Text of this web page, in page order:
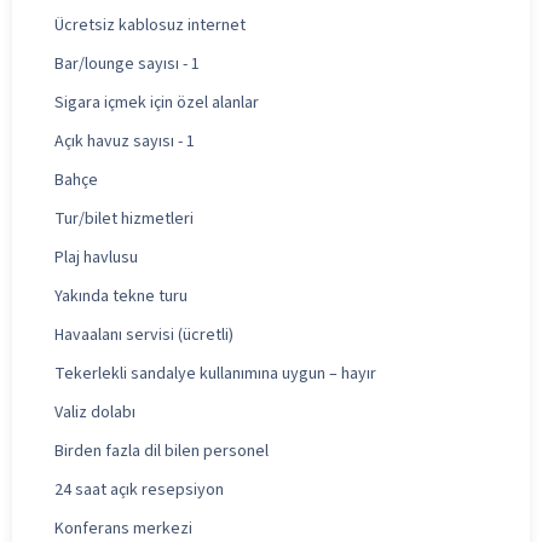
Ücretsiz kablosuz internet
Bar/lounge sayısı - 1
Sigara içmek için özel alanlar
Açık havuz sayısı - 1
Bahçe
Tur/bilet hizmetleri
Plaj havlusu
Yakında tekne turu
Havaalanı servisi (ücretli)
Tekerlekli sandalye kullanımına uygun – hayır
Valiz dolabı
Birden fazla dil bilen personel
24 saat açık resepsiyon
Konferans merkezi